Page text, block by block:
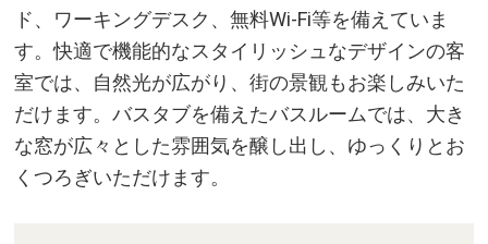
ド、ワーキングデスク、無料Wi-Fi等を備えていま
す。快適で機能的なスタイリッシュなデザインの客
室では、自然光が広がり、街の景観もお楽しみいた
だけます。バスタブを備えたバスルームでは、大き
な窓が広々とした雰囲気を醸し出し、ゆっくりとお
くつろぎいただけます。